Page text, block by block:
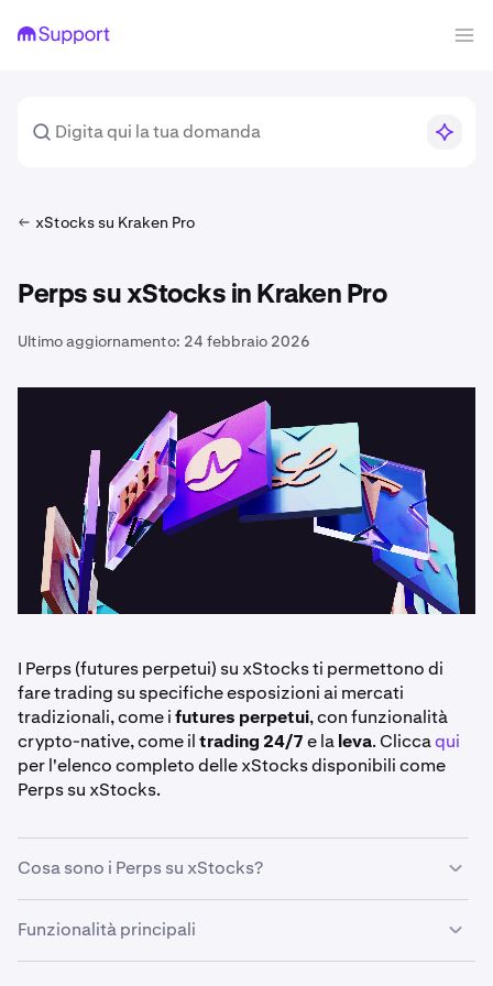
xStocks su Kraken Pro
Perps su xStocks in Kraken Pro
Ultimo aggiornamento: 24 febbraio 2026
I Perps (futures perpetui) su xStocks ti permettono di
fare trading su specifiche esposizioni ai mercati
tradizionali, come ifutures perpetui, con funzionalità
crypto-native, come iltrading 24/7e laleva. Cliccaqui
per l'elenco completo delle xStocks disponibili come
Perps su xStocks.
Cosa sono i Perps su xStocks?
I Perps su xStocks sono
seguono il prezzo di alcuni importanti benchmark di
mercato, come:
Funzionalità principali